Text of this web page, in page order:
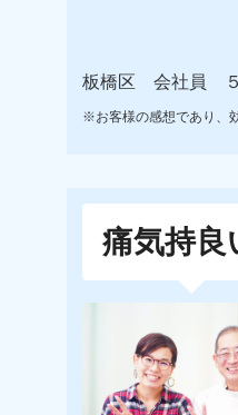
板橋区 会社員
※お客様の感想であり、
痛気持良